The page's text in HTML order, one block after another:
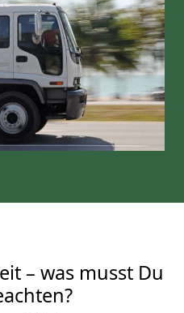
– was musst Du